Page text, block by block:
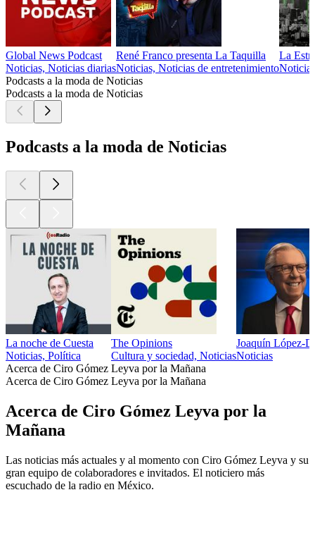
Global News Podcast
Noticias, Noticias diarias
René Franco presenta La Taquilla
Noticias, Noticias de entretenimiento
La
Podcasts a la moda de Noticias
Podcasts a la moda de Noticias
Podcasts a la moda de Noticias
La noche de Cuesta
Noticias, Política
The Opinions
Cultura y sociedad, Noticias
Joaquín López-
Noticias
Acerca de Ciro Gómez Leyva por la Mañana
Acerca de Ciro Gómez Leyva por la Mañana
Acerca de Ciro Gómez Leyva por la
Mañana
Las noticias más actuales y al momento con Ciro Gómez Leyva y su
gran equipo de colaboradores e invitados. El noticiero más
escuchado de la radio en México.